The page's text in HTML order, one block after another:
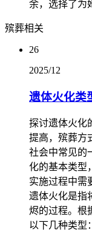
余，选择了为
殡葬相关
26
2025/12
遗体火化类
探讨遗体火化
提高，殡葬方
社会中常见的
化的基本类型
实施过程中需
遗体火化是指
烬的过程。根
以下几种类型